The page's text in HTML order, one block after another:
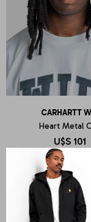
CARHARTT
Heart Metal
U$S 101